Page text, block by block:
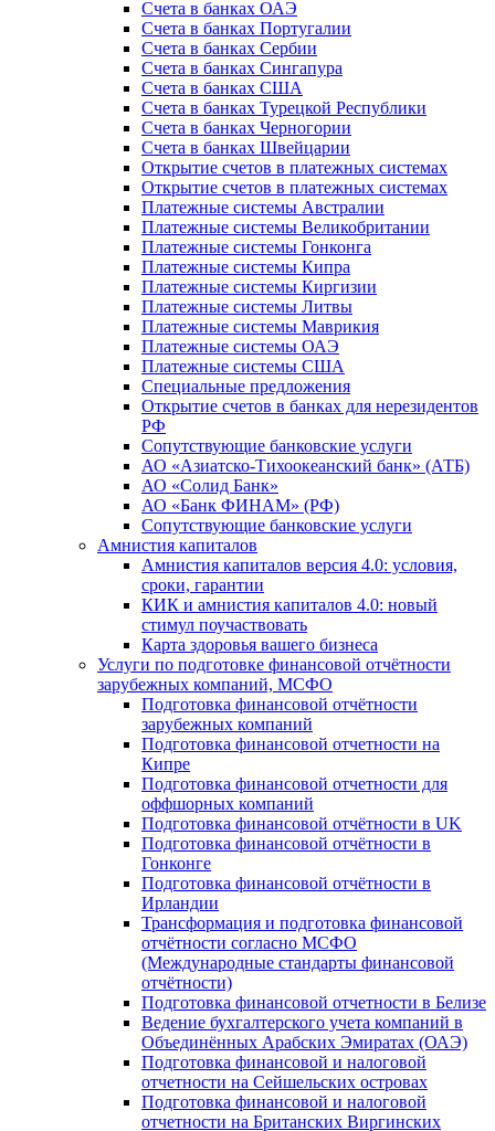
Счета в банках ОАЭ
Счета в банках Португалии
Счета в банках Сербии
Счета в банках Сингапура
Счета в банках США
Счета в банках Турецкой Республики
Счета в банках Черногории
Счета в банках Швейцарии
Открытие счетов в платежных системах
Открытие счетов в платежных системах
Платежные системы Австралии
Платежные системы Великобритании
Платежные системы Гонконга
Платежные системы Кипра
Платежные системы Киргизии
Платежные системы Литвы
Платежные системы Маврикия
Платежные системы ОАЭ
Платежные системы США
Специальные предложения
Открытие счетов в банках для нерезидентов
РФ
Сопутствующие банковские услуги
АО «Азиатско-Тихоокеанский банк» (АТБ)
АО «Солид Банк»
АО «Банк ФИНАМ» (РФ)
Сопутствующие банковские услуги
Амнистия капиталов
Амнистия капиталов версия 4.0: условия,
сроки, гарантии
КИК и амнистия капиталов 4.0: новый
стимул поучаствовать
Карта здоровья вашего бизнеса
Услуги по подготовке финансовой отчётности
зарубежных компаний, МСФО
Подготовка финансовой отчётности
зарубежных компаний
Подготовка финансовой отчетности на
Кипре
Подготовка финансовой отчетности для
оффшорных компаний
Подготовка финансовой отчётности в UK
Подготовка финансовой отчётности в
Гонконге
Подготовка финансовой отчётности в
Ирландии
Трансформация и подготовка финансовой
отчётности согласно МСФО
(Международные стандарты финансовой
отчётности)
Подготовка финансовой отчетности в Белизе
Ведение бухгалтерского учета компаний в
Объединённых Арабских Эмиратах (ОАЭ)
Подготовка финансовой и налоговой
отчетности на Сейшельских островах
Подготовка финансовой и налоговой
отчетности на Британских Виргинских